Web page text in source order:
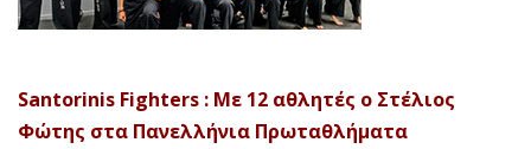
Santorinis Fighters : Με 12 αθλητές ο Στέλιος
Φώτης στα Πανελλήνια Πρωταθλήματα